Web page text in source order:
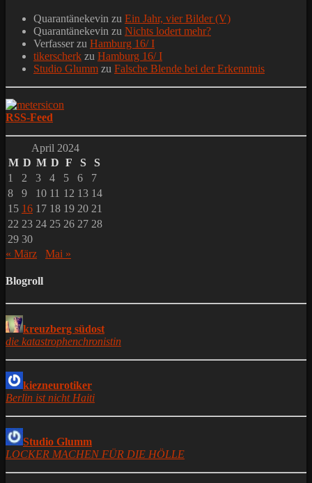
Quarantänekevin zu Ein Jahr, vier Bilder (V)
Quarantänekevin zu Nichts lodert mehr?
Verfasserzu Hamburg 16/ I
tikerscherk zu Hamburg 16/ I
Studio Glumm zu Falsche Blende bei der Erkenntnis
RSS-Feed
April 2024
M D M D F S
S
1
2 3 4 5 6
7
8
9 10 11 12 13 14
15 16 17 18 19 20 21
22 23 24 25 26 27 28
29 30
« März
Mai »
Blogroll
kreuzberg südost
die katastrophenchronistin
kiezneurotiker
Berlin ist nicht Haiti
Studio Glumm
LOCKER MACHEN FÜR DIE HÖLLE